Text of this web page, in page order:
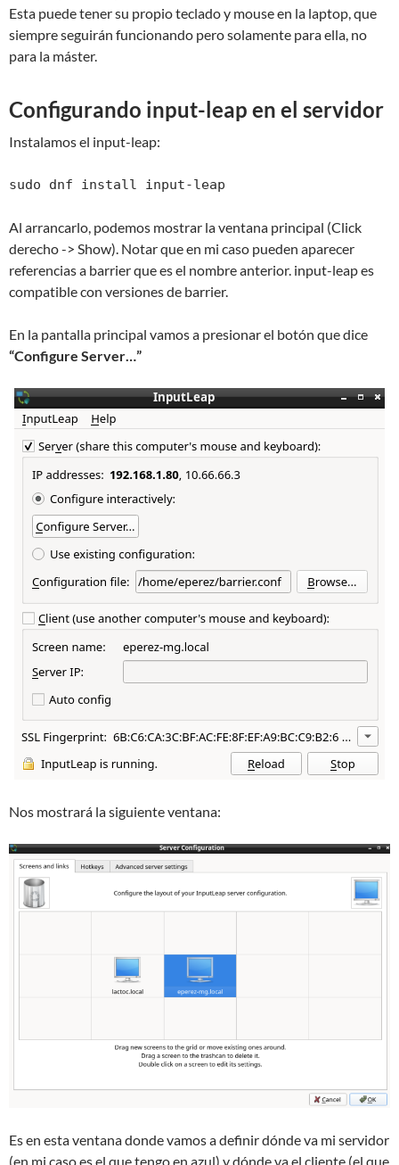
Esta puede tener su propio teclado y mouse en la laptop, que
siempre seguirán funcionando pero solamente para ella, no
para la máster.
Configurando input-leap en el servidor
Instalamos el input-leap:
sudo dnf install input-leap
Al arrancarlo, podemos mostrar la ventana principal (Click
derecho -> Show). Notar que en mi caso pueden aparecer
referencias a barrier que es el nombre anterior. input-leap es
compatible con versiones de barrier.
En la pantalla principal vamos a presionar el botón que dice
“Configure Server…”
Nos mostrará la siguiente ventana:
Es en esta ventana donde vamos a definir dónde va mi servidor
(en mi caso es el que tengo en azul) y dónde va el cliente (el que